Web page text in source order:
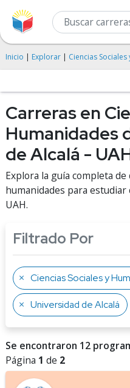
Inicio | Explorar | Ciencias
Carreras en
Humanidades
de Alcalá -
Explora la guía completa
humanidades para estudiar
UAH.
Filtrado Por
Ciencias Sociales y
Universidad de Alcalá
Se encontraron 12
Página 1 de 2